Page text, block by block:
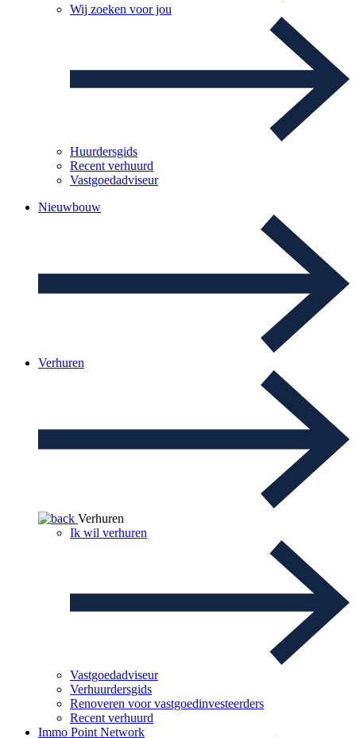
Wij zoeken voor jou
Huurdersgids
Recent verhuurd
Vastgoedadviseur
Nieuwbouw
Verhuren
Verhuren
Ik wil verhuren
Vastgoedadviseur
Verhuurdersgids
Renoveren voor vastgoedinvesteerders
Recent verhuurd
Immo Point Network